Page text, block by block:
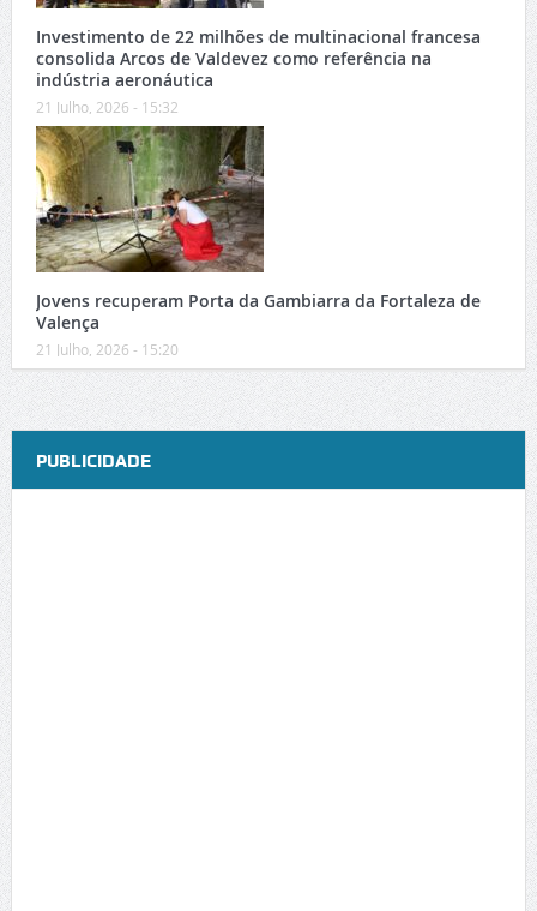
Investimento de 22 milhões de multinacional francesa
consolida Arcos de Valdevez como referência na
indústria aeronáutica
21 Julho, 2026 - 15:32
Jovens recuperam Porta da Gambiarra da Fortaleza de
Valença
21 Julho, 2026 - 15:20
PUBLICIDADE